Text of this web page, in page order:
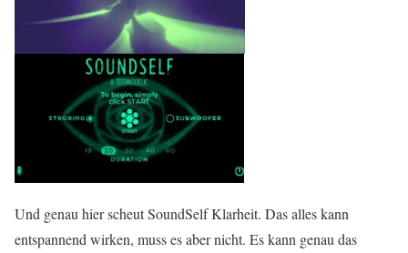
Und genau hier scheut SoundSelf Klarheit. Das alles kann
entspannend wirken, muss es aber nicht. Es kann genau das